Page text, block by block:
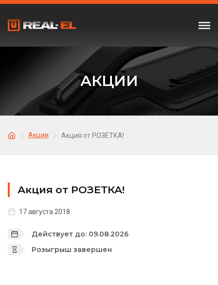
АКЦИИ
Акции Акция от РОЗЕТКА!
Акция от РОЗЕТКА!
17 августа 2018
Действует до: 09.08.2026
Розыгрыш завершен